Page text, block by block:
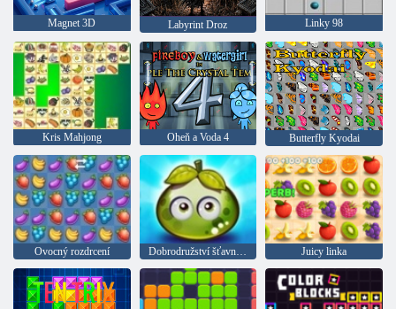
Magnet 3D Labyrint Droz Linky 98
Kris Mahjong Oheň a Voda 4 Butterfly Kyodai
Ovocný rozdrcení Dobrodružství šťavnatých bobulí Juicy linka